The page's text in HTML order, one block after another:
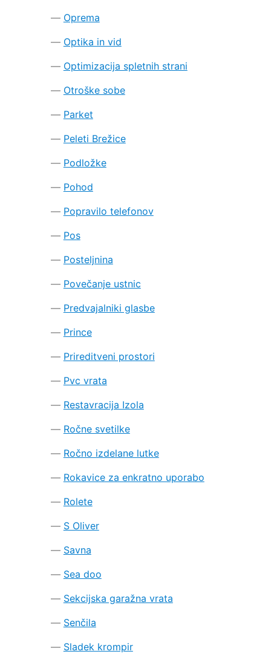
Oprema
Optika in vid
Optimizacija spletnih strani
Otroške sobe
Parket
Peleti Brežice
Podložke
Pohod
Popravilo telefonov
Pos
Posteljnina
Povečanje ustnic
Predvajalniki glasbe
Prince
Prireditveni prostori
Pvc vrata
Restavracija Izola
Ročne svetilke
Ročno izdelane lutke
Rokavice za enkratno uporabo
Rolete
S Oliver
Savna
Sea doo
Sekcijska garažna vrata
Senčila
Sladek krompir